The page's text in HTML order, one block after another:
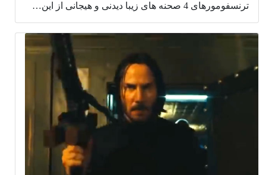
ترنسفومورهای 4 صحنه های زیبا دیدنی و هیجانی از این…